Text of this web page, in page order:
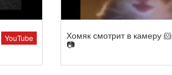
YouTube Хомяк смотрит в камеру 🐹
📷